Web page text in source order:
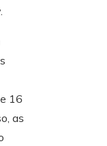
16
as